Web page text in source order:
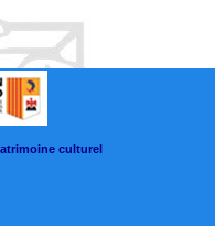
culturel